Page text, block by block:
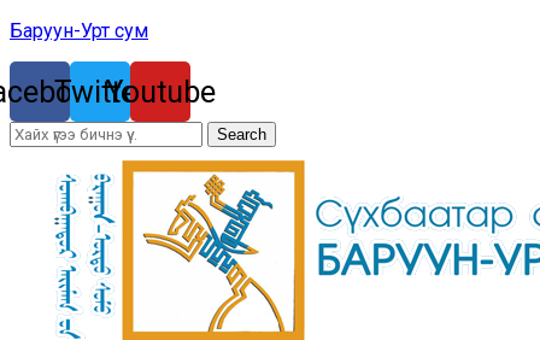
Баруун-Урт сум
TwitterYoutube
Search